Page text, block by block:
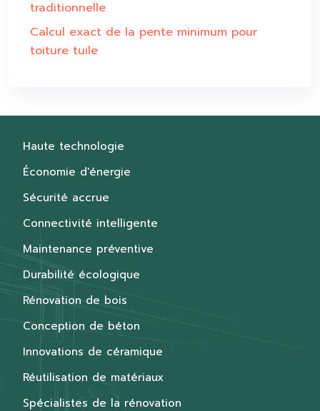
traditionnelle
Calcul exact de la pente minimum pour
toiture tuile
Haute technologie
Économie d'énergie
Sécurité accrue
Connectivité intelligente
Maintenance préventive
Durabilité écologique
Rénovation de bois
Conception de béton
Innovations de céramique
Réutilisation de matériaux
Spécialistes de la rénovation